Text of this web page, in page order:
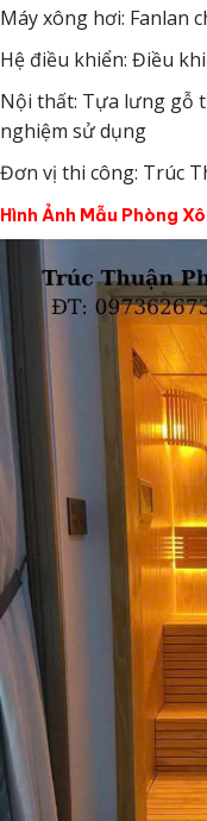
Máy xông hơi: Fanlan
Hệ điều khiển: Điều
Nội thất: Tựa lưng gỗ
nghiệm sử dụng
Đơn vị thi công: Trúc
Hình Ảnh Mẫu Phòng